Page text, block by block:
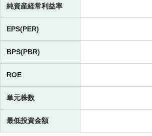
純資産経常利益率
EPS(PER)
BPS(PBR)
ROE
単元株数
最低投資金額